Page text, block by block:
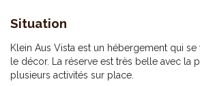
Situation
Klein Aus Vista est un hébergement qui
le décor. La réserve est très belle avec la
plusieurs activités sur place.